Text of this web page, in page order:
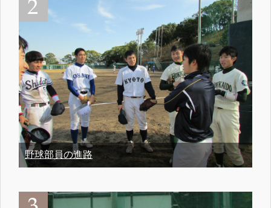
野球部員の進路